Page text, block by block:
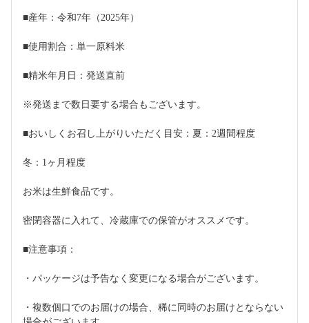
■産年：令和7年（2025年）
■使用割合：単一原料米
■精米年月日：発送直前
※発送まで数日要する場合もございます。
■おいしくお召し上がりいただく目安：夏：2週間程度
冬：1ヶ月程度
お米は生鮮食品です。
密閉容器に入れて、冷蔵庫での保管がオススメです。
■注意事項：
・パッケージは予告なく変更になる場合がございます。
・複数個口でのお届けの場合、稀に同時のお届けとならない